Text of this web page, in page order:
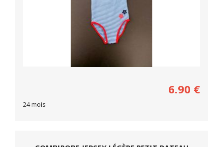
6.90 €
24 mois